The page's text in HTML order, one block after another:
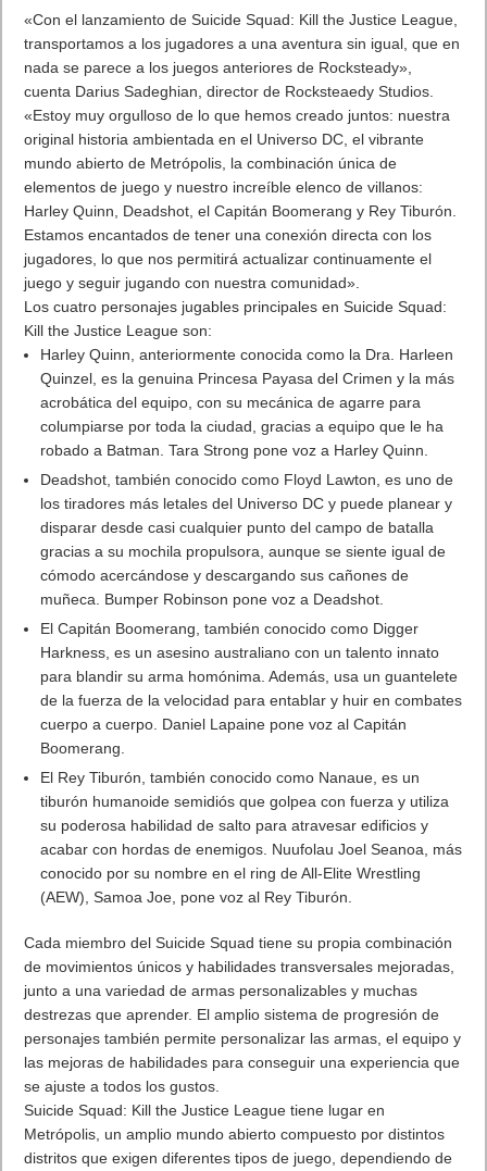
«Con el lanzamiento de Suicide Squad: Kill the Justice League,
transportamos a los jugadores a una aventura sin igual, que en
nada se parece a los juegos anteriores de Rocksteady»,
cuenta Darius Sadeghian, director de Rocksteaedy Studios.
«Estoy muy orgulloso de lo que hemos creado juntos: nuestra
original historia ambientada en el Universo DC, el vibrante
mundo abierto de Metrópolis, la combinación única de
elementos de juego y nuestro increíble elenco de villanos:
Harley Quinn, Deadshot, el Capitán Boomerang y Rey Tiburón.
Estamos encantados de tener una conexión directa con los
jugadores, lo que nos permitirá actualizar continuamente el
juego y seguir jugando con nuestra comunidad».
Los cuatro personajes jugables principales en Suicide Squad:
Kill the Justice League son:
Harley Quinn, anteriormente conocida como la Dra. Harleen
Quinzel, es la genuina Princesa Payasa del Crimen y la más
acrobática del equipo, con su mecánica de agarre para
columpiarse por toda la ciudad, gracias a equipo que le ha
robado a Batman. Tara Strong pone voz a Harley Quinn.
Deadshot, también conocido como Floyd Lawton, es uno de
los tiradores más letales del Universo DC y puede planear y
disparar desde casi cualquier punto del campo de batalla
gracias a su mochila propulsora, aunque se siente igual de
cómodo acercándose y descargando sus cañones de
muñeca. Bumper Robinson pone voz a Deadshot.
El Capitán Boomerang, también conocido como Digger
Harkness, es un asesino australiano con un talento innato
para blandir su arma homónima. Además, usa un guantelete
de la fuerza de la velocidad para entablar y huir en combates
cuerpo a cuerpo. Daniel Lapaine pone voz al Capitán
Boomerang.
El Rey Tiburón, también conocido como Nanaue, es un
tiburón humanoide semidiós que golpea con fuerza y utiliza
su poderosa habilidad de salto para atravesar edificios y
acabar con hordas de enemigos. Nuufolau Joel Seanoa, más
conocido por su nombre en el ring de All-Elite Wrestling
(AEW), Samoa Joe, pone voz al Rey Tiburón.
Cada miembro del Suicide Squad tiene su propia combinación
de movimientos únicos y habilidades transversales mejoradas,
junto a una variedad de armas personalizables y muchas
destrezas que aprender. El amplio sistema de progresión de
personajes también permite personalizar las armas, el equipo y
las mejoras de habilidades para conseguir una experiencia que
se ajuste a todos los gustos.
Suicide Squad: Kill the Justice League tiene lugar en
Metrópolis, un amplio mundo abierto compuesto por distintos
distritos que exigen diferentes tipos de juego, dependiendo de